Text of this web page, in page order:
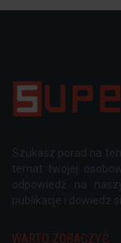
WARTO ZOBACZYĆ